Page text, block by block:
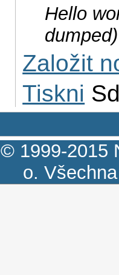
Hello
dumped)
Založit
Tiskni
© 1999-2015
o.